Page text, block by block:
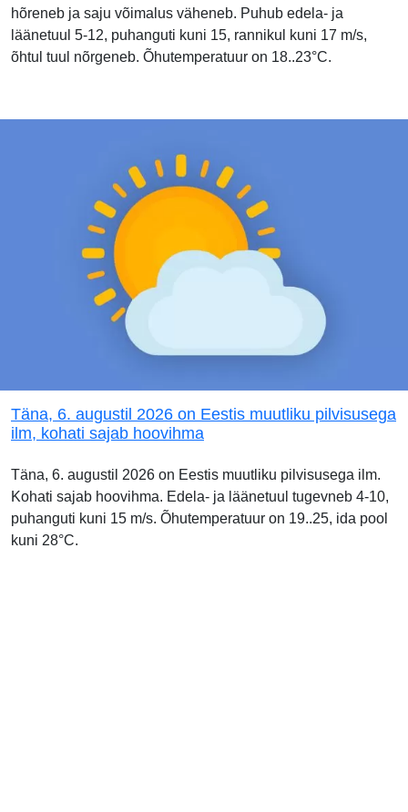
hõreneb ja saju võimalus väheneb. Puhub edela- ja
läänetuul 5-12, puhanguti kuni 15, rannikul kuni 17 m/s,
õhtul tuul nõrgeneb. Õhutemperatuur on 18..23°C.
Täna, 6. augustil 2026 on Eestis muutliku pilvisusega
ilm, kohati sajab hoovihma
Täna, 6. augustil 2026 on Eestis muutliku pilvisusega ilm.
Kohati sajab hoovihma. Edela- ja läänetuul tugevneb 4-10,
puhanguti kuni 15 m/s. Õhutemperatuur on 19..25, ida pool
kuni 28°C.